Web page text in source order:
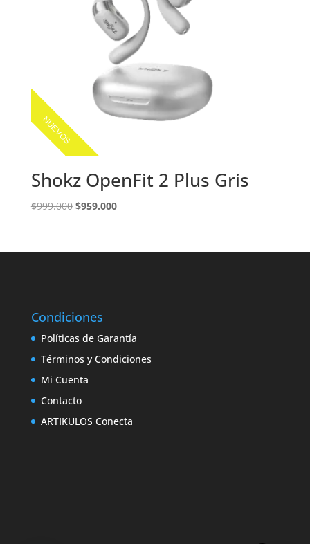
NUEVOS
Shokz OpenFit 2 Plus Gris
$999.000 El
era:
$959.000El
es:
Condiciones
Políticas de Garantía
Términos y Condiciones
Mi Cuenta
Contacto
ARTIKULOS Conecta